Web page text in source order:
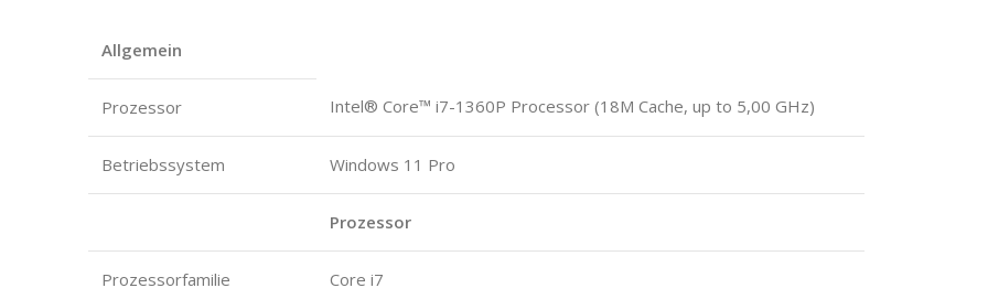
Allgemein
Prozessor Intel® Core™ i7-1360P Processor (18M Cache, up to 5,00 GHz)
Betriebssystem Windows 11 Pro
Prozessor
Prozessorfamilie Core i7